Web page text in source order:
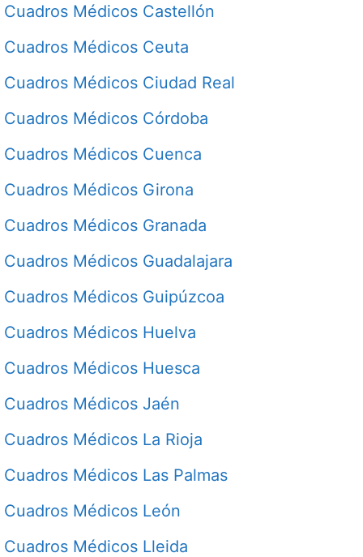
Cuadros Médicos Castellón
Cuadros Médicos Ceuta
Cuadros Médicos Ciudad Real
Cuadros Médicos Córdoba
Cuadros Médicos Cuenca
Cuadros Médicos Girona
Cuadros Médicos Granada
Cuadros Médicos Guadalajara
Cuadros Médicos Guipúzcoa
Cuadros Médicos Huelva
Cuadros Médicos Huesca
Cuadros Médicos Jaén
Cuadros Médicos La Rioja
Cuadros Médicos Las Palmas
Cuadros Médicos León
Cuadros Médicos Lleida